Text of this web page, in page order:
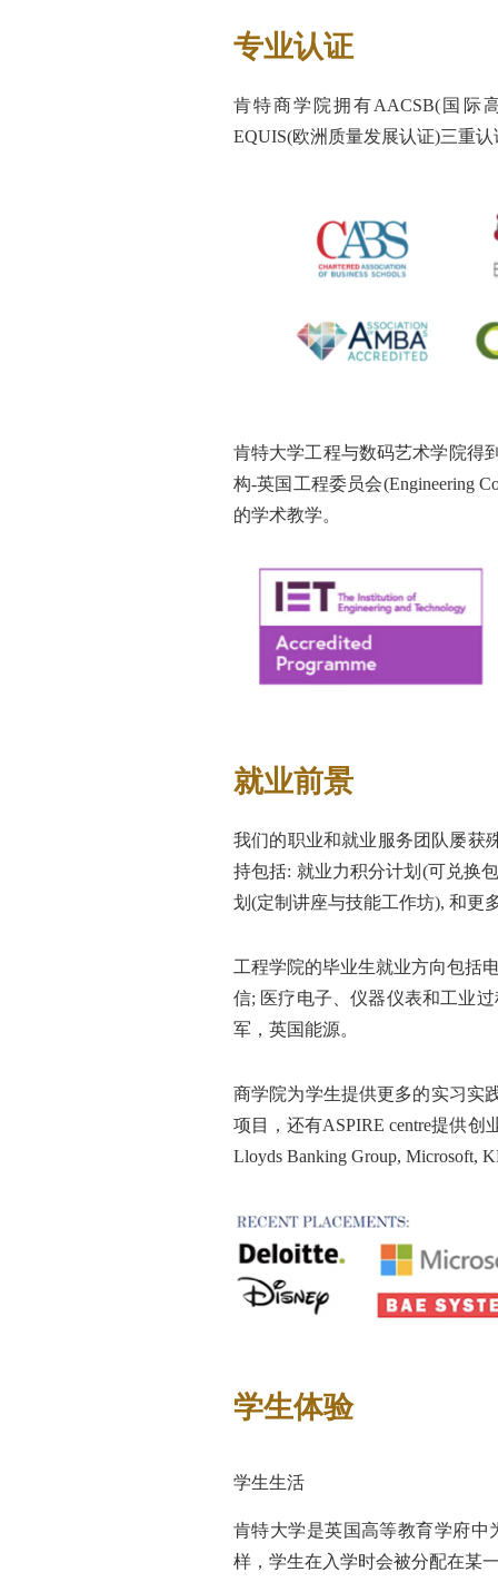
专业认证
肯特商学院拥有AACSB(国际
EQUIS(欧洲质量发展认证)三重
肯特大学工程与数码艺术学院得
构-英国工程委员会(Engineering
的学术教学。
就业前景
我们的职业和就业服务团队屡获
持包括: 就业力积分计划(可兑换
划(定制讲座与技能工作坊), 和更
工程学院的毕业生就业方向包括
信; 医疗电子、仪器仪表和工业
军，英国能源。
商学院为学生提供更多的实习实践
项目，还有ASPIRE centre提供
Lloyds Banking Group, Microsoft,
学生体验
学生生活
肯特大学是英国高等教育学府
样，学生在入学时会被分配在某